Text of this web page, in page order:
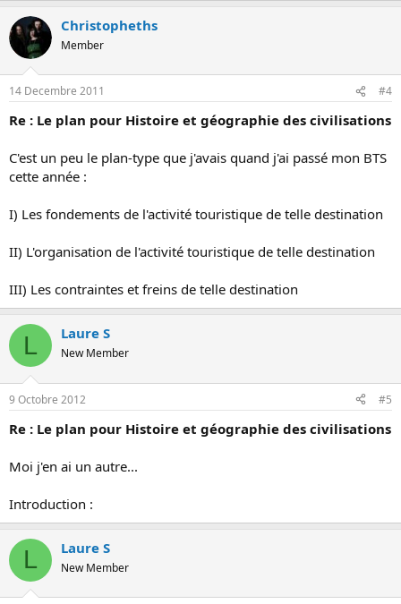
Christopheths
Member
14 Decembre 2011 #4
Re : Le plan pour Histoire et géographie des civilisations
C'est un peu le plan-type que j'avais quand j'ai passé mon BTS
cette année :
I) Les fondements de l'activité touristique de telle destination
II) L'organisation de l'activité touristique de telle destination
III) Les contraintes et freins de telle destination
L Laure S
New Member
9 Octobre 2012 #5
Re : Le plan pour Histoire et géographie des civilisations
Moi j'en ai un autre...
Introduction :
L Laure S
New Member